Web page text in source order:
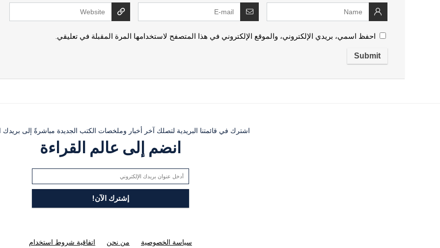
احفظ اسمي، بريدي الإلكتروني، والموقع الإلكتروني في هذا المتصفح لاستخدامها المرة المقبلة في تعليقي.
اشترك في قائمتنا البريدية لتصلك آخر أخبار وملخصات الكتب الجديدة مباشرةً إلى بريدك
انضم إلى عالم القراءة
سياسة الخصوصية من نحن اتفاقية شروط استخدام